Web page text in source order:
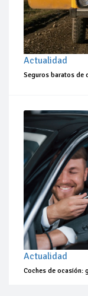
Actualidad
Seguros baratos de
Actualidad
Coches de ocasión: